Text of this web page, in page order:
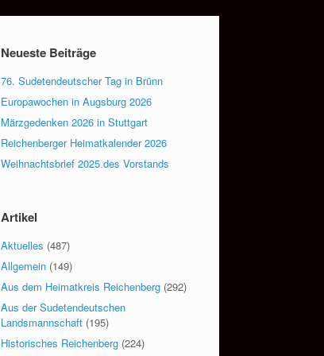
Neueste Beiträge
76. Sudetendeutscher Tag in Brünn
Europawochen in Augsburg 2026
Märzgedenken 2026 in Stuttgart
Reichenberger Heimatkalender 2026
Weihnachtsbrief 2025 des Vorstands
Artikel
Aktuelles (487)
Allgemein (149)
Aus dem Heimatkreis Reichenberg (292)
Aus der Sudetendeutschen
Landsmannschaft (195)
Historisches Reichenberg (224)